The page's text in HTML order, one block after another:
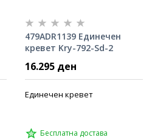
479ADR1139 Единечен
кревет Kry-792-Sd-2
16.295 ден
Единечен кревет
Бесплатна достава